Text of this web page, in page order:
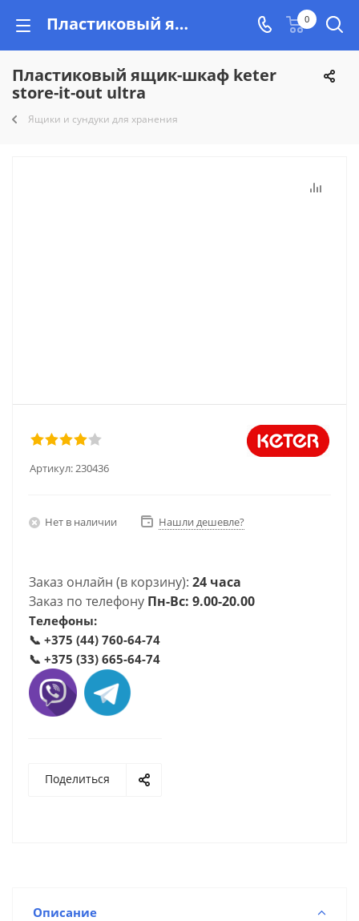
Пластиковый ящик-шкаф keter store-it-out ultra купить недорого на Vishop.by, рассрочка! 0
Пластиковый ящик-шкаф keter
store-it-out ultra
Ящики и сундуки для хранения
Артикул:230436
Нет в наличии Нашли дешевле?
Заказ онлайн (в корзину): 24 часа
Заказ по телефону Пн-Вс: 9.00-20.00
Телефоны:
📞 +375 (44) 760-64-74
📞 +375 (33) 665-64-74
Поделиться
Описание